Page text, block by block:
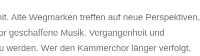
Alte Wegmarken treffen auf neue Perspektiven,
geschaffene Musik. Vergangenheit und
werden. Wer den Kammerchor länger verfolgt,